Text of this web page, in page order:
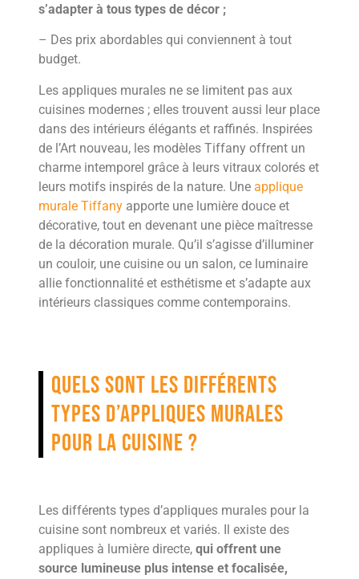
s’adapter à tous types de décor ;
– Des prix abordables qui conviennent à tout
budget.
Les appliques murales ne se limitent pas aux
cuisines modernes ; elles trouvent aussi leur place
dans des intérieurs élégants et raffinés. Inspirées
de l’Art nouveau, les modèles Tiffany offrent un
charme intemporel grâce à leurs vitraux colorés et
leurs motifs inspirés de la nature. Une applique
murale Tiffany apporte une lumière douce et
décorative, tout en devenant une pièce maîtresse
de la décoration murale. Qu’il s’agisse d’illuminer
un couloir, une cuisine ou un salon, ce luminaire
allie fonctionnalité et esthétisme et s’adapte aux
intérieurs classiques comme contemporains.
Quels sont les différents
types d’appliques murales
pour la cuisine ?
Les différents types d’appliques murales pour la
cuisine sont nombreux et variés. Il existe des
appliques à lumière directe, qui offrent une
source lumineuse plus intense et focalisée,